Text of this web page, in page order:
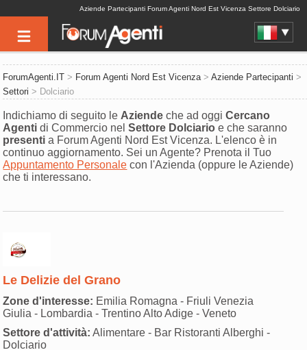
Aziende Partecipanti Forum Agenti Nord Est Vicenza Settore Dolciario
ForumAgenti.IT > Forum Agenti Nord Est Vicenza>Aziende Partecipanti >
Settori > Dolciario
Indichiamo di seguito le Aziende che ad oggiCercano
Agenti di Commercio nelSettore Dolciario e che saranno
presenti a Forum Agenti Nord Est Vicenza. L'elenco è in
continuo aggiornamento. Sei un Agente? Prenota il Tuo
Appuntamento Personale con l'Azienda (oppure le Aziende)
che ti interessano.
Le Delizie del Grano
Zone d'interesse: Emilia Romagna - Friuli Venezia
Giulia - Lombardia - Trentino Alto Adige - Veneto
Settore d'attività: Alimentare - Bar Ristoranti Alberghi -
Dolciario